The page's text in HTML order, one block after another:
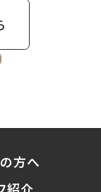
方へ